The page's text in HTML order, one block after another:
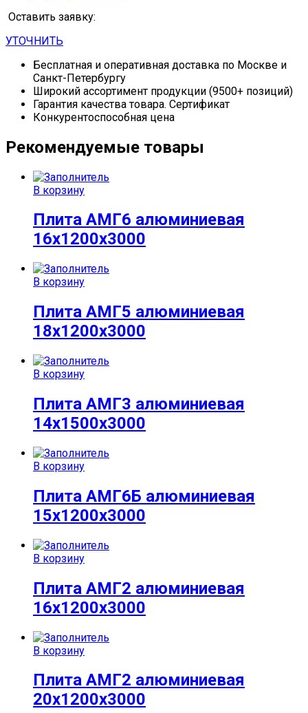
Оставить заявку:
УТОЧНИТЬ
Бесплатная и оперативная доставка по Москве и
Санкт-Петербургу
Широкий ассортимент продукции (9500+ позиций)
Гарантия качества товара. Сертификат
Конкурентоспособная цена
Рекомендуемые товары
В корзину
Плита АМГ6 алюминиевая
16x1200x3000
В корзину
Плита АМГ5 алюминиевая
18x1200x3000
В корзину
Плита АМГ3 алюминиевая
14x1500x3000
В корзину
Плита АМГ6Б алюминиевая
15x1200x3000
В корзину
Плита АМГ2 алюминиевая
16x1200x3000
В корзину
Плита АМГ2 алюминиевая
20x1200x3000